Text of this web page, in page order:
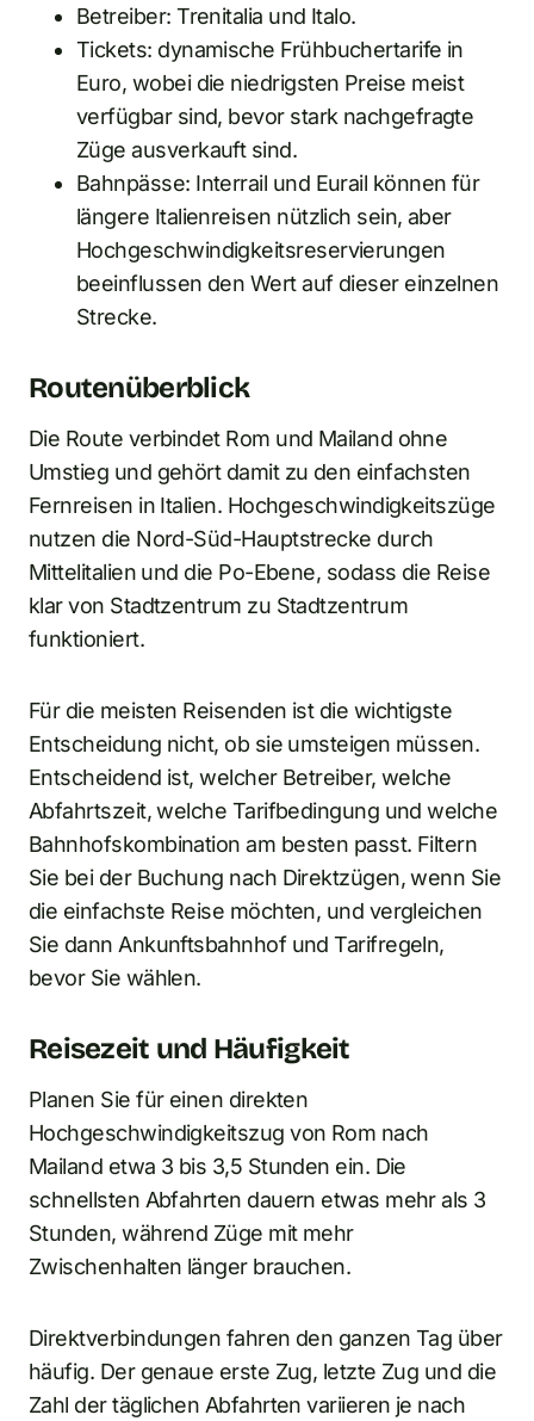
Betreiber: Trenitalia und Italo.
Tickets: dynamische Frühbuchertarife in
Euro, wobei die niedrigsten Preise meist
verfügbar sind, bevor stark nachgefragte
Züge ausverkauft sind.
Bahnpässe: Interrail und Eurail können für
längere Italienreisen nützlich sein, aber
Hochgeschwindigkeitsreservierungen
beeinflussen den Wert auf dieser einzelnen
Strecke.
Routenüberblick
Die Route verbindet Rom und Mailand ohne
Umstieg und gehört damit zu den einfachsten
Fernreisen in Italien. Hochgeschwindigkeitszüge
nutzen die Nord-Süd-Hauptstrecke durch
Mittelitalien und die Po-Ebene, sodass die Reise
klar von Stadtzentrum zu Stadtzentrum
funktioniert.
Für die meisten Reisenden ist die wichtigste
Entscheidung nicht, ob sie umsteigen müssen.
Entscheidend ist, welcher Betreiber, welche
Abfahrtszeit, welche Tarifbedingung und welche
Bahnhofskombination am besten passt. Filtern
Sie bei der Buchung nach Direktzügen, wenn Sie
die einfachste Reise möchten, und vergleichen
Sie dann Ankunftsbahnhof und Tarifregeln,
bevor Sie wählen.
Reisezeit und Häufigkeit
Planen Sie für einen direkten
Hochgeschwindigkeitszug von Rom nach
Mailand etwa 3 bis 3,5 Stunden ein. Die
schnellsten Abfahrten dauern etwas mehr als 3
Stunden, während Züge mit mehr
Zwischenhalten länger brauchen.
Direktverbindungen fahren den ganzen Tag über
häufig. Der genaue erste Zug, letzte Zug und die
Zahl der täglichen Abfahrten variieren je nach